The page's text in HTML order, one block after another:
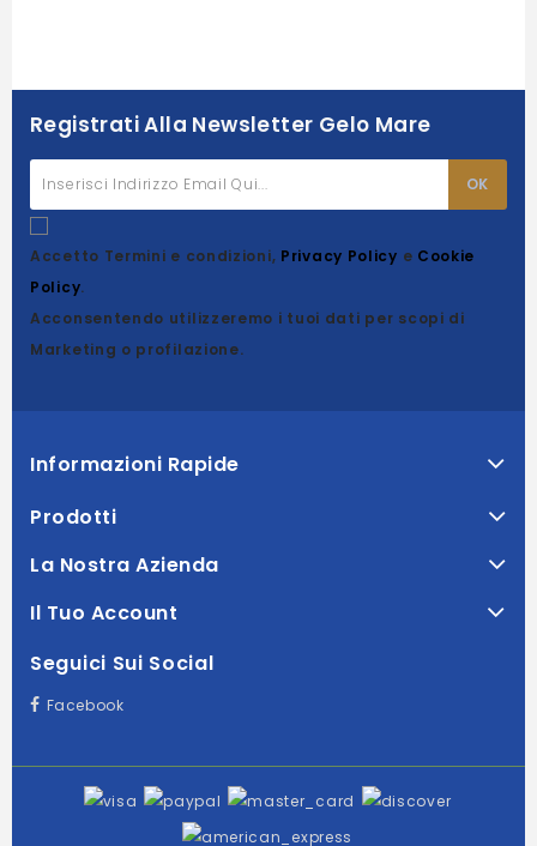
Registrati Alla Newsletter Gelo Mare
Accetto Termini e condizioni, Privacy Policy e Cookie
Policy.
Acconsentendo utilizzeremo i tuoi dati per scopi di
Marketing o profilazione.
Informazioni Rapide
Prodotti
La Nostra Azienda
Il Tuo Account
Seguici Sui Social
Facebook